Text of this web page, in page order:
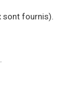
sont fournis).